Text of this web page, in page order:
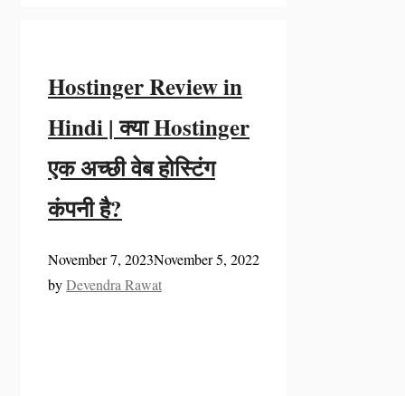
Hostinger Review in
Hindi | क्या Hostinger
एक अच्छी वेब होस्टिंग
कंपनी है?
November 7, 2023November 5, 2022
byDevendra Rawat